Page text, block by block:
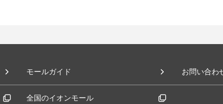
モールガイド お問い合わ
全国のイオンモール